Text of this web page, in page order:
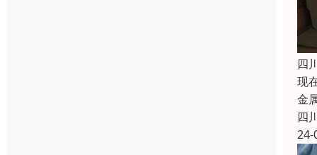
四
现
金
四
24-